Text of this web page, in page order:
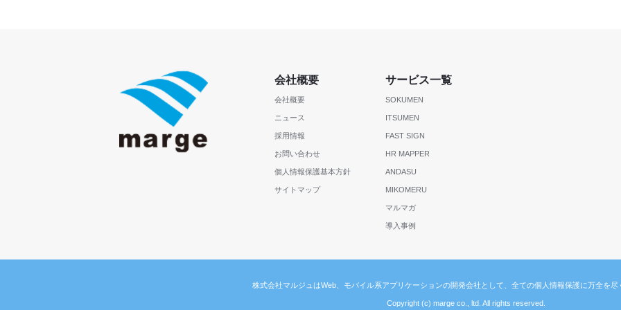
会社概要
会社概要
ニュース
採用情報
お問い合わせ
個人情報保護基本方針
サイトマップ
サービス一覧
SOKUMEN
ITSUMEN
FAST SIGN
HR MAPPER
ANDASU
MIKOMERU
マルマガ
導入事例
株式会社マルジュはWeb、モバイル系アプリケーションの開発会社として、全ての個人情報保護に万全を尽
Copyright (c) marge co., ltd. All rights reserved.